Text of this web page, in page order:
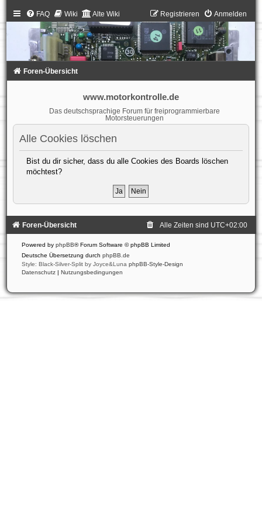
FAQ Wiki Alte Wiki Anmelden
Registrieren
Foren-Übersicht
www.motorkontrolle.de
Das deutschsprachige Forum für freiprogrammierbare
Motorsteuerungen
Alle Cookies löschen
Bist du dir sicher, dass du alle Cookies des Boards löschen
möchtest?
Foren-Übersicht Alle Zeiten sind UTC+02:00
Powered by phpBB® Forum Software © phpBB Limited
Deutsche Übersetzung durch phpBB.de
Style: Black-Silver-Split by Joyce&Luna phpBB-Style-Design
Datenschutz | Nutzungsbedingungen